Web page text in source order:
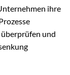
ihre
und